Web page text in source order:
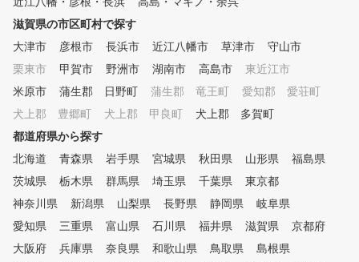
POINT4 全打席に最新測定器
を完備 データに基づいたきめ
細かいレッスンが受けられる！
滋賀県の市区町村で探す
大津市
彦根市 長浜市 近江八幡市 草津市
守山市
栗東市
甲賀市 野洲市 湖南市 高島市
東近江市
米原市
蒲生郡 日野町 蒲生郡 竜王町
愛知郡 愛荘町
犬上郡 豊郷町
犬上郡 甲良町
犬上郡 多賀町
都道府県から探す
北海道
青森県 岩手県 宮城県 秋田県 山形県
福島県
茨城県
栃木県 群馬県 埼玉県 千葉県
東京都
神奈川県
新潟県 山梨県 長野県 静岡県
岐阜県
愛知県
三重県 富山県 石川県 福井県 滋賀県
京都府
大阪府
兵庫県 奈良県 和歌山県 鳥取県
島根県